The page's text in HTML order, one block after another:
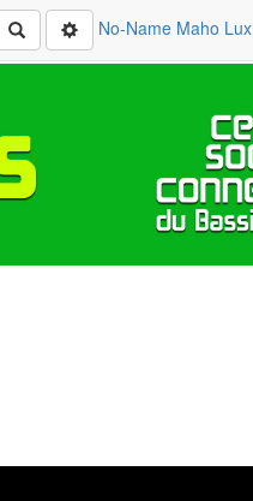
Rechercher No-Name Maho Lux